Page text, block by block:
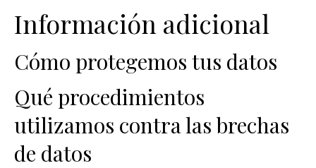
Información adicional
Cómo protegemos tus datos
Qué procedimientos
utilizamos contra las brechas
de datos